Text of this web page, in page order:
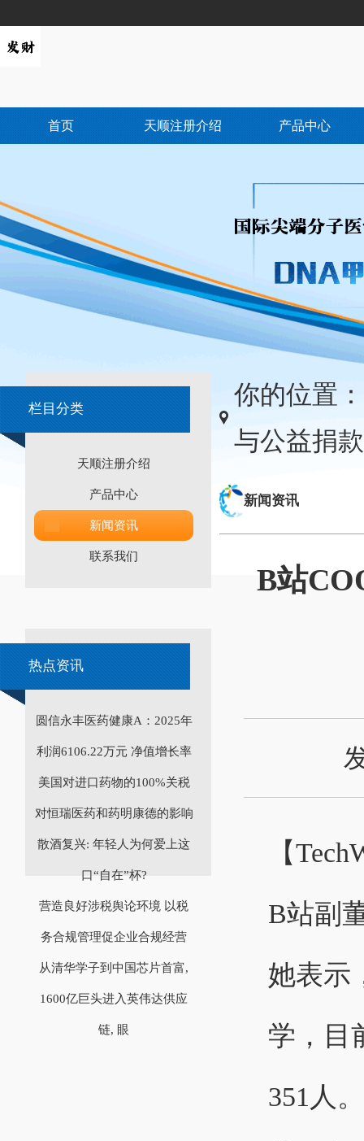
首页 天顺注册介绍 产品中心
栏目分类
天顺注册介绍
产品中心
新闻资讯
联系我们
热点资讯
圆信永丰医药健康A：2025年
利润6106.22万元 净值增长率
美国对进口药物的100%关税
对恒瑞医药和药明康德的影响
散酒复兴: 年轻人为何爱上这
口“自在”杯?
营造良好涉税舆论环境 以税
务合规管理促企业合规经营
从清华学子到中国芯片首富,
1600亿巨头进入英伟达供应
链, 眼
你的位置：
与公益捐
新闻资讯
B站
【
B站副
她表示
学，目
351人。